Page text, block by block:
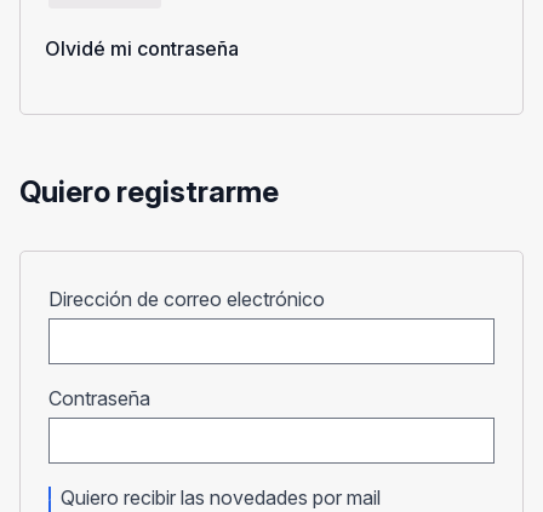
Olvidé mi contraseña
Quiero registrarme
Dirección de correo electrónico
Contraseña
Quiero recibir las novedades por mail